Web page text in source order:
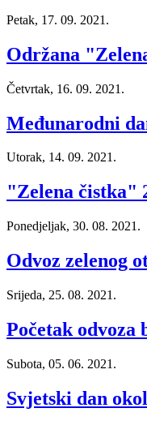
Petak, 17. 09. 2021.
Održana
Četvrtak, 16. 09. 2021.
Međunarodni
Utorak, 14. 09. 2021.
"Zelena čistka"
Ponedjeljak, 30. 08. 2021.
Odvoz zelenog
Srijeda, 25. 08. 2021.
Početak odvoza
Subota, 05. 06. 2021.
Svjetski dan